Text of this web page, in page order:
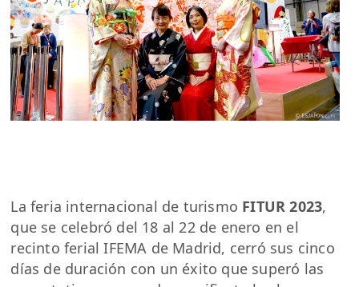
La feria internacional de turismo FITUR 2023,
que se celebró del 18 al 22 de enero en el
recinto ferial IFEMA de Madrid, cerró sus cinco
días de duración con un éxito que superó las